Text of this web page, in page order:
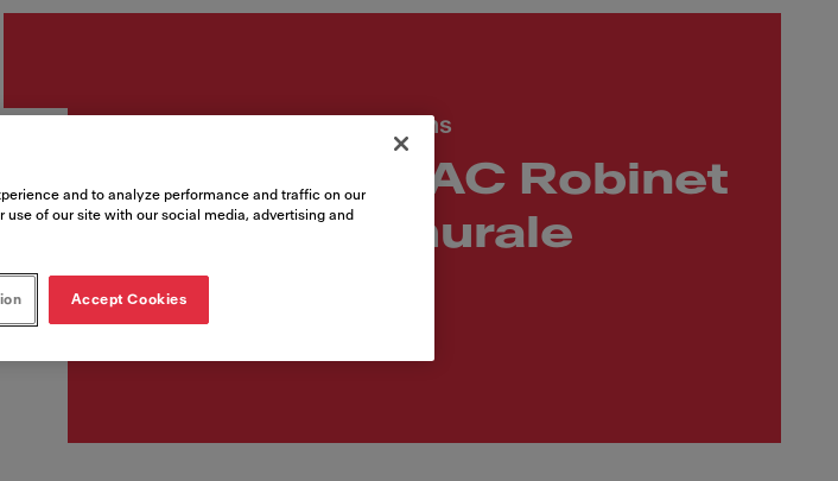
Accessoires salles de bains
AT02-005AC Robinet
montage murale
Article Number
and to analyze performance and traffic on our
of our site with our social media, advertising and
Accept Cookies